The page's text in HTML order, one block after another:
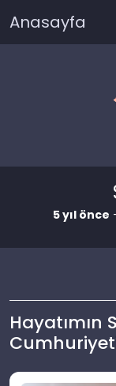
Anasayfa
5 yıl önce
Hayatımın